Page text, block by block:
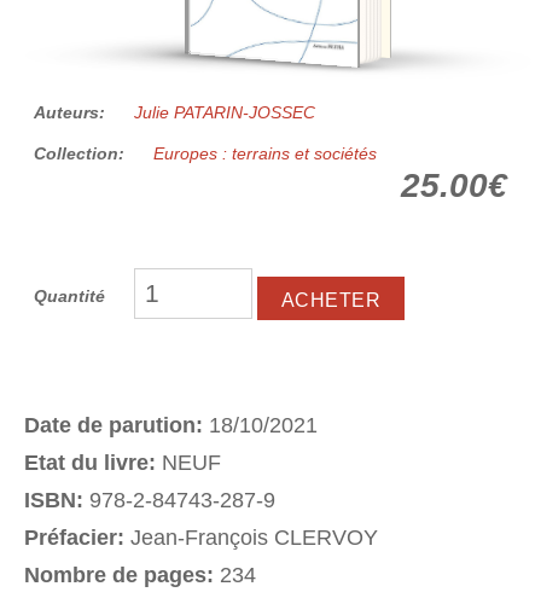
Auteurs: Julie PATARIN-JOSSEC
Collection: Europes : terrains et sociétés
25.00€
Quantité
Date de parution: 18/10/2021
Etat du livre: NEUF
ISBN: 978-2-84743-287-9
Préfacier: Jean-François CLERVOY
Nombre de pages: 234